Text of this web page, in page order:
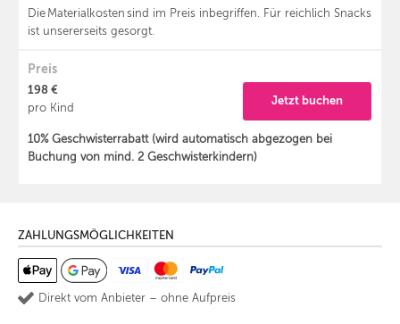
Die Materialkosten sind im Preis inbegriffen. Für reichlich Snacks
ist unsererseits gesorgt.
Preis
198 €
pro Kind
Jetzt buchen
10% Geschwisterrabatt (wird automatisch abgezogen bei
Buchung von mind. 2 Geschwisterkindern)
ZAHLUNGSMÖGLICHKEITEN
Direkt vom Anbieter – ohne Aufpreis